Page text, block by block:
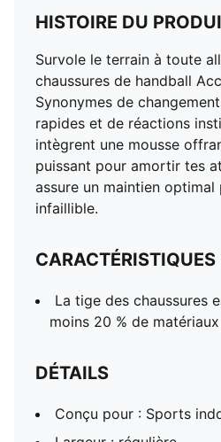
HISTOIRE DU
Survole le terrain à toute
chaussures de handball
Synonymes de
rapides et de réactions
intègrent une mousse
puissant pour amortir tes
assure un maintien
infaillible.
La tige des chaussures
moins 20 % de
DÉTAILS
Conçu pour : Sports